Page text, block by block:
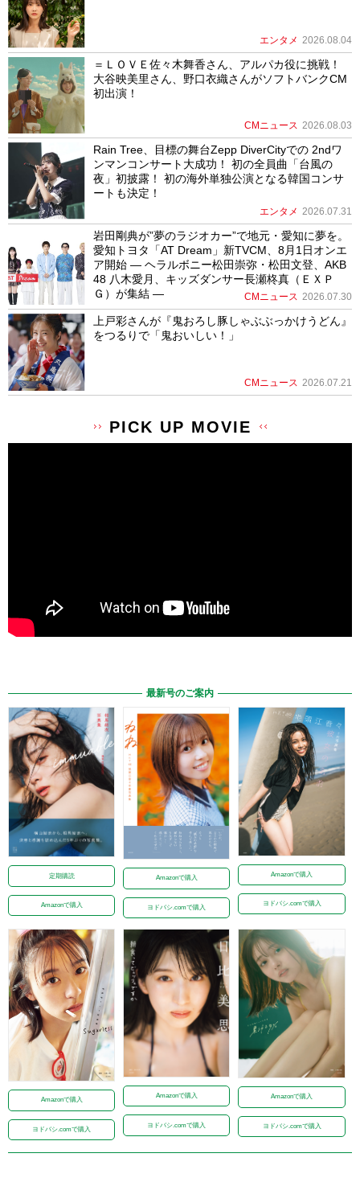
エンタメ 2026.08.04
＝ＬＯＶＥ佐々木舞香さん、アルパカ役に挑戦！
大谷映美里さん、野口衣織さんがソフトバンクCM
初出演！
CMニュース 2026.08.03
Rain Tree、目標の舞台Zepp DiverCityでの 2ndワ
ンマンコンサート大成功！ 初の全員曲「台風の
夜」初披露！ 初の海外単独公演となる韓国コンサ
ートも決定！
エンタメ 2026.07.31
岩田剛典が”夢のラジオカー”で地元・愛知に夢を。
愛知トヨタ「AT Dream」新TVCM、8月1日オンエ
ア開始 ― ヘラルボニー松田崇弥・松田文登、AKB
48 八木愛月、キッズダンサー長瀬柊真（ＥＸＰ
Ｇ）が集結 ―
CMニュース 2026.07.30
上戸彩さんが『鬼おろし豚しゃぶぶっかけうどん』
をつるりで「鬼おいしい！」
CMニュース 2026.07.21
PICK UP MOVIE
最新号のご案内
定期購読
Amazonで購入
Amazonで購入
ヨドバシ.comで購入
Amazonで購入
ヨドバシ.comで購入
Amazonで購入
ヨドバシ.comで購入
Amazonで購入
ヨドバシ.comで購入
Amazonで購入
ヨドバシ.comで購入